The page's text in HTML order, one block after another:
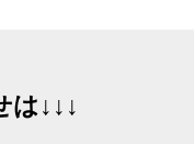
は↓↓↓